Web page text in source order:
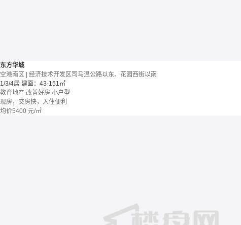
东方华城
空港南区 | 经济技术开发区司马温公路以东、花园西街以南
1/3/4居 建面：43-151㎡
教育地产 改善好房 小户型
现房，交房快，入住便利
均价5400 元/㎡